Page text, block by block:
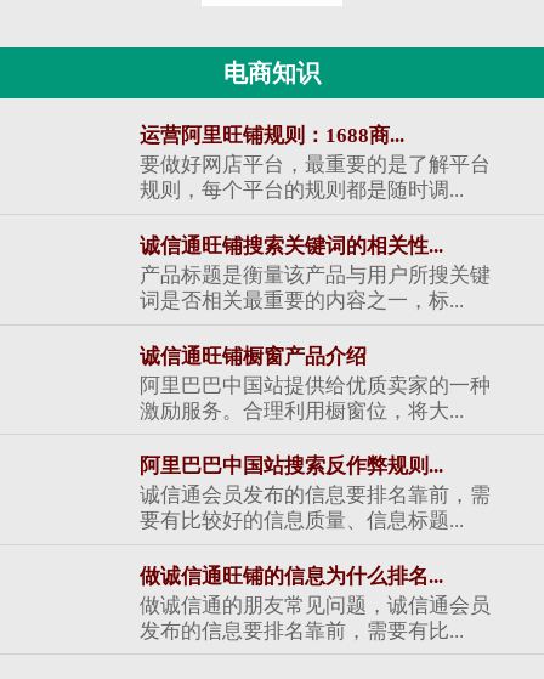
电商知识
运营阿里旺铺规则：1688商...
要做好网店平台，最重要的是了解平台
规则，每个平台的规则都是随时调...
诚信通旺铺搜索关键词的相关性...
产品标题是衡量该产品与用户所搜关键
词是否相关最重要的内容之一，标...
诚信通旺铺橱窗产品介绍
阿里巴巴中国站提供给优质卖家的一种
激励服务。合理利用橱窗位，将大...
阿里巴巴中国站搜索反作弊规则...
诚信通会员发布的信息要排名靠前，需
要有比较好的信息质量、信息标题...
做诚信通旺铺的信息为什么排名...
做诚信通的朋友常见问题，诚信通会员
发布的信息要排名靠前，需要有比...